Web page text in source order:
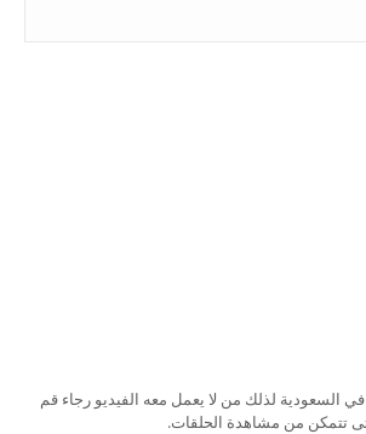
تم حظر سيرفر Ok.ru في السعودية لذلك من لا يعمل معه الفيديو رجاء قم